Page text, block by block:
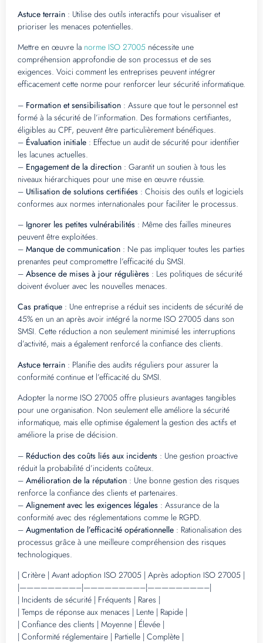
Astuce terrain : Utilise des outils interactifs pour visualiser et
prioriser les menaces potentielles.
Mettre en œuvre la norme ISO 27005 nécessite une
compréhension approfondie de son processus et de ses
exigences. Voici comment les entreprises peuvent intégrer
efficacement cette norme pour renforcer leur sécurité informatique.
– Formation et sensibilisation : Assure que tout le personnel est
formé à la sécurité de l’information. Des formations certifiantes,
éligibles au CPF, peuvent être particulièrement bénéfiques.
– Évaluation initiale : Effectue un audit de sécurité pour identifier
les lacunes actuelles.
– Engagement de la direction : Garantit un soutien à tous les
niveaux hiérarchiques pour une mise en œuvre réussie.
– Utilisation de solutions certifiées : Choisis des outils et logiciels
conformes aux normes internationales pour faciliter le processus.
– Ignorer les petites vulnérabilités : Même des failles mineures
peuvent être exploitées.
– Manque de communication : Ne pas impliquer toutes les parties
prenantes peut compromettre l’efficacité du SMSI.
– Absence de mises à jour régulières : Les politiques de sécurité
doivent évoluer avec les nouvelles menaces.
Cas pratique : Une entreprise a réduit ses incidents de sécurité de
45% en un an après avoir intégré la norme ISO 27005 dans son
SMSI. Cette réduction a non seulement minimisé les interruptions
d’activité, mais a également renforcé la confiance des clients.
Astuce terrain : Planifie des audits réguliers pour assurer la
conformité continue et l’efficacité du SMSI.
Adopter la norme ISO 27005 offre plusieurs avantages tangibles
pour une organisation. Non seulement elle améliore la sécurité
informatique, mais elle optimise également la gestion des actifs et
améliore la prise de décision.
– Réduction des coûts liés aux incidents : Une gestion proactive
réduit la probabilité d’incidents coûteux.
– Amélioration de la réputation : Une bonne gestion des risques
renforce la confiance des clients et partenaires.
– Alignement avec les exigences légales : Assurance de la
conformité avec des réglementations comme le RGPD.
– Augmentation de l’efficacité opérationnelle : Rationalisation des
processus grâce à une meilleure compréhension des risques
technologiques.
| Critère | Avant adoption ISO 27005 | Après adoption ISO 27005 |
|————————–|————————–|————————–|
| Incidents de sécurité | Fréquents | Rares |
| Temps de réponse aux menaces | Lente | Rapide |
| Confiance des clients | Moyenne | Élevée |
| Conformité réglementaire | Partielle | Complète |